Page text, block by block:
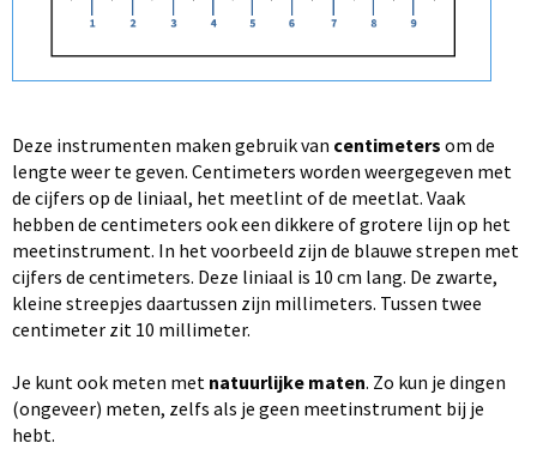
Deze instrumenten maken gebruik van centimeters om de
lengte weer te geven. Centimeters worden weergegeven met
de cijfers op de liniaal, het meetlint of de meetlat. Vaak
hebben de centimeters ook een dikkere of grotere lijn op het
meetinstrument. In het voorbeeld zijn de blauwe strepen met
cijfers de centimeters. Deze liniaal is 10 cm lang. De zwarte,
kleine streepjes daartussen zijn millimeters. Tussen twee
centimeter zit 10 millimeter.
Je kunt ook meten met natuurlijke maten. Zo kun je dingen
(ongeveer) meten, zelfs als je geen meetinstrument bij je
hebt.